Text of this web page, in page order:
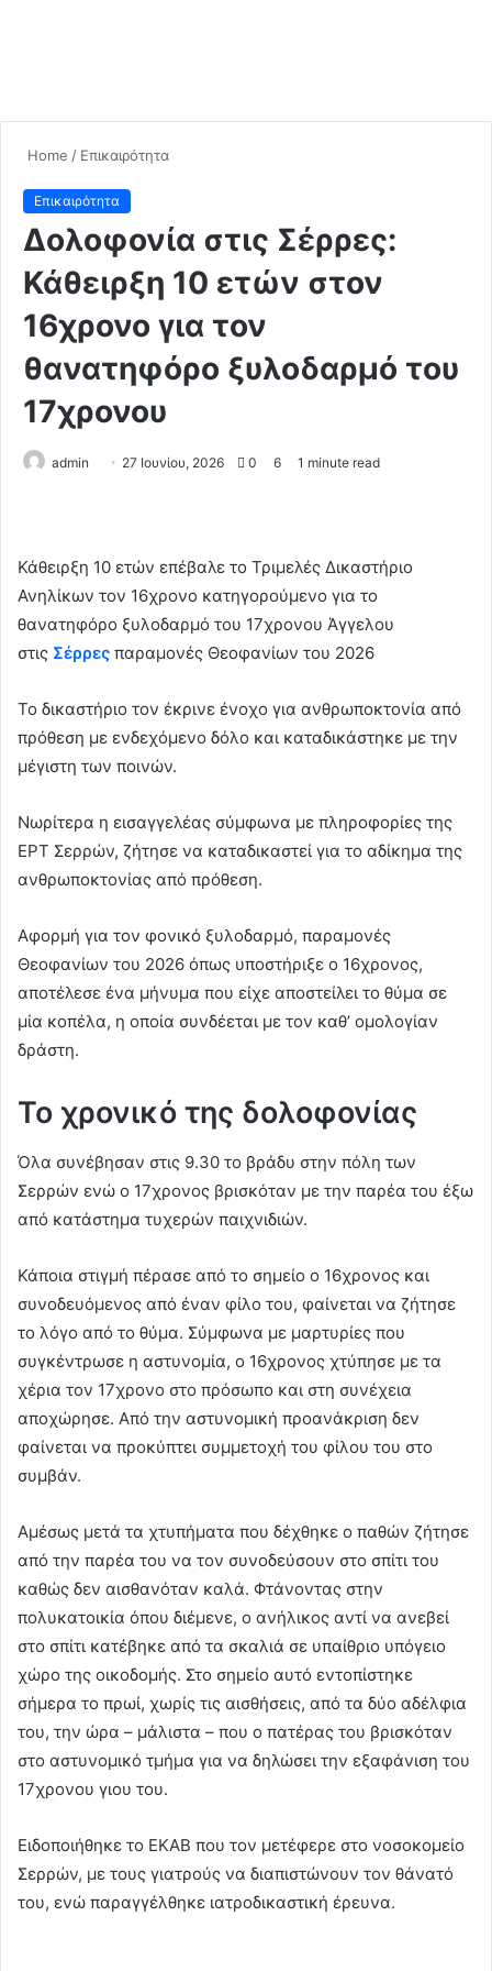
Home / Επικαιρότητα
Επικαιρότητα
Δολοφονία στις Σέρρες:
Κάθειρξη 10 ετών στον
16χρονο για τον
θανατηφόρο ξυλοδαρμό του
17χρονου
admin
a
n
e
m
27 Ιουνίου, 2026 0 6 1 minute read
Κάθειρξη 10 ετών επέβαλε το Τριμελές Δικαστήριο
Ανηλίκων τον 16χρονο κατηγορούμενο για το
θανατηφόρο ξυλοδαρμό του 17χρονου Άγγελου
στις Σέρρες παραμονές Θεοφανίων του 2026
Το δικαστήριο τον έκρινε ένοχο για ανθρωποκτονία από
πρόθεση με ενδεχόμενο δόλο και καταδικάστηκε με την
μέγιστη των ποινών.
Νωρίτερα η εισαγγελέας σύμφωνα με πληροφορίες της
ΕΡΤ Σερρών, ζήτησε να καταδικαστεί για το αδίκημα της
ανθρωποκτονίας από πρόθεση.
Αφορμή για τον φονικό ξυλοδαρμό, παραμονές
Θεοφανίων του 2026 όπως υποστήριξε ο 16χρονος,
αποτέλεσε ένα μήνυμα που είχε αποστείλει το θύμα σε
μία κοπέλα, η οποία συνδέεται με τον καθ’ ομολογίαν
δράστη.
Το χρονικό της δολοφονίας
Όλα συνέβησαν στις 9.30 το βράδυ στην πόλη των
Σερρών ενώ ο 17χρονος βρισκόταν με την παρέα του έξω
από κατάστημα τυχερών παιχνιδιών.
Κάποια στιγμή πέρασε από το σημείο ο 16χρονος και
συνοδευόμενος από έναν φίλο του, φαίνεται να ζήτησε
το λόγο από το θύμα. Σύμφωνα με μαρτυρίες που
συγκέντρωσε η αστυνομία, ο 16χρονος χτύπησε με τα
χέρια τον 17χρονο στο πρόσωπο και στη συνέχεια
αποχώρησε. Από την αστυνομική προανάκριση δεν
φαίνεται να προκύπτει συμμετοχή του φίλου του στο
συμβάν.
Αμέσως μετά τα χτυπήματα που δέχθηκε ο παθών ζήτησε
από την παρέα του να τον συνοδεύσουν στο σπίτι του
καθώς δεν αισθανόταν καλά. Φτάνοντας στην
πολυκατοικία όπου διέμενε, ο ανήλικος αντί να ανεβεί
στο σπίτι κατέβηκε από τα σκαλιά σε υπαίθριο υπόγειο
χώρο της οικοδομής. Στο σημείο αυτό εντοπίστηκε
σήμερα το πρωί, χωρίς τις αισθήσεις, από τα δύο αδέλφια
του, την ώρα – μάλιστα – που ο πατέρας του βρισκόταν
στο αστυνομικό τμήμα για να δηλώσει την εξαφάνιση του
17χρονου γιου του.
Ειδοποιήθηκε το ΕΚΑΒ που τον μετέφερε στο νοσοκομείο
Σερρών, με τους γιατρούς να διαπιστώνουν τον θάνατό
του, ενώ παραγγέλθηκε ιατροδικαστική έρευνα.